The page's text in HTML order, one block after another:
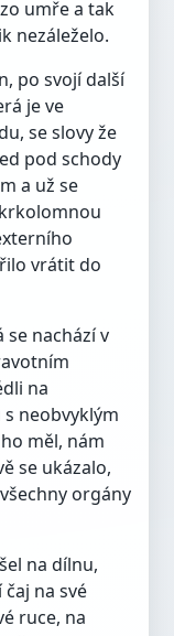
umře a tak
nezáleželo.
po svojí další
je ve
se slovy že
pod schody
a už se
vrátit do
se nachází v
na
neobvyklým
měl, nám
se ukázalo,
orgány
na dílnu,
na své
ruce, na